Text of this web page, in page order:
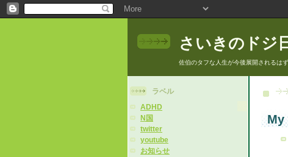
さいきのドジ
佐伯のタフな人生が今後展開されるは
ラベル
ADHD
N国
twitter
youtube
お知らせ
My